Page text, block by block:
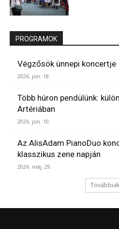
PROGRAMOK
Végzősök ünnepi koncertje
2026. jún. 18.
Több húron pendülünk:
Artériában
2026. jún. 10.
Az AlisAdam PianoDuo
klasszikus zene napján
2026. máj. 29.
Továbbiak